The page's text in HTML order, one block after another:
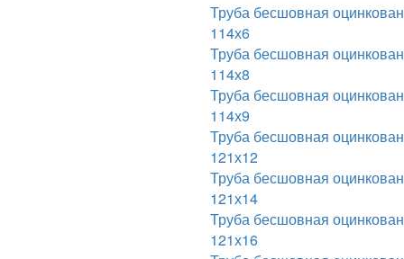
Труба бесшовная
114х6
Труба бесшовная
114х8
Труба бесшовная
114х9
Труба бесшовная
121х12
Труба бесшовная
121х14
Труба бесшовная
121х16